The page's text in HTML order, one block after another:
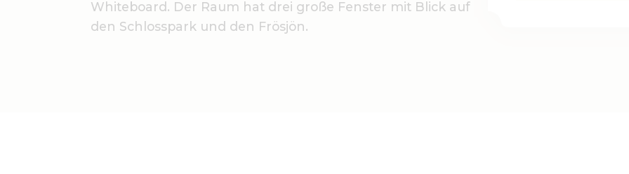
Whiteboard. Der Raum hat drei große Fenster mit Blick auf
den Schlosspark und den Frösjön.